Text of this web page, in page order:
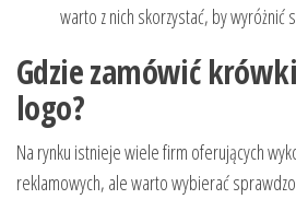
warto z nich skorzystać, by wyróżnić
Gdzie zamówić
logo?
Na rynku istnieje wiele firm oferujących
reklamowych, ale warto wybierać